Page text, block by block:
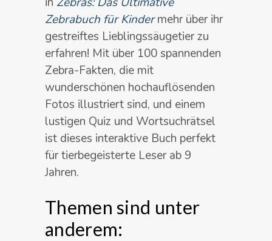
Zebrabuch für Kindermehr über ihr
gestreiftes Lieblingssäugetier zu
erfahren! Mit über 100 spannenden
Zebra-Fakten, die mit
wunderschönen hochauflösenden
Fotos illustriert sind, und einem
lustigen Quiz und Wortsuchrätsel
ist dieses interaktive Buch perfekt
für tierbegeisterte Leser ab 9
Jahren.
Themen sind unter
anderem: